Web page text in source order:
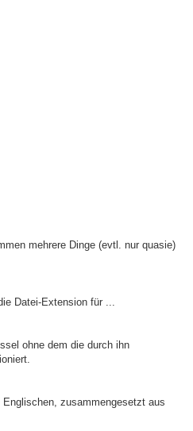
mehrere Dinge (evtl. nur quasie)
Datei-Extension für ...
ohne dem die durch ihn
zusammengesetzt aus